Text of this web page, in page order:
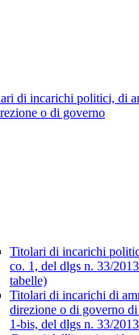
di incarichi politici, di
o di governo
Titolari di incarichi
co. 1, del dlgs n. 33/
tabelle)
Titolari di incarichi di
direzione o di governo
1-bis, del dlgs n. 33/2013